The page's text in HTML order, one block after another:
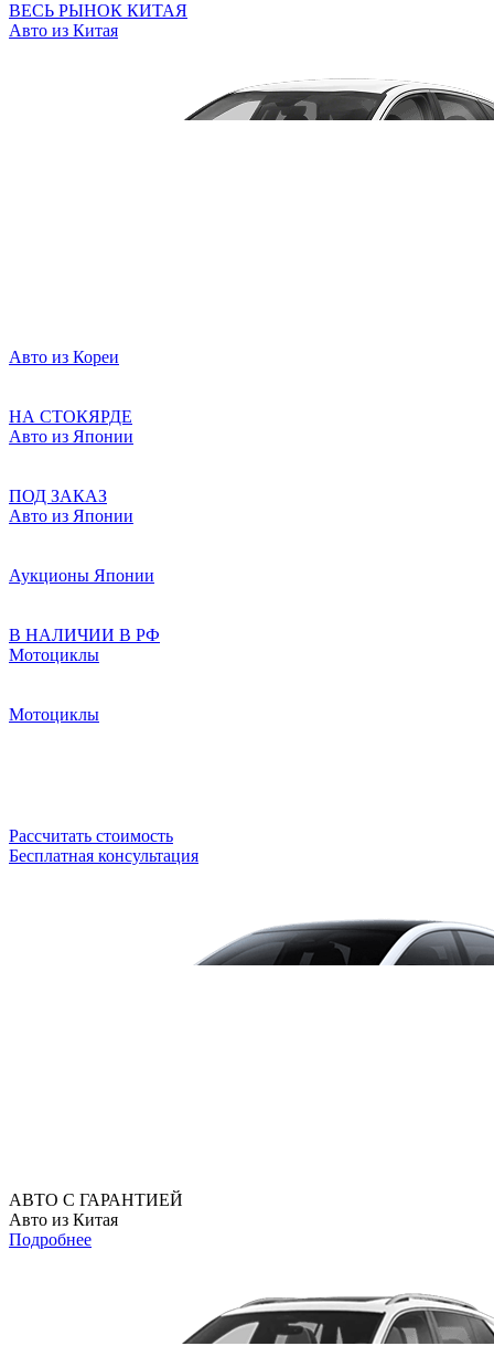
ВЕСЬ РЫНОК КИТАЯ
Авто из Китая
Авто из Кореи
НА СТОКЯРДЕ
Авто из Японии
ПОД ЗАКАЗ
Авто из Японии
Аукционы Японии
В НАЛИЧИИ В РФ
Мотоциклы
Мотоциклы
Рассчитать стоимость
Бесплатная консультация
АВТО С ГАРАНТИЕЙ
Авто из Китая
Подробнее